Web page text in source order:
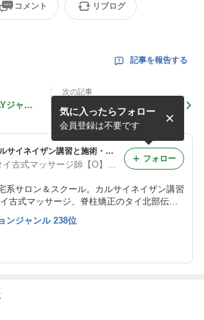
コメント リブログ
記事を報告する
ジャッ
次の記事
◯施術の対象が男性のお客様
である、と言う事
◆東村山 カルサイネイザン講習と施術・ジャップカサイ・タイ古式・トークセン・妊活施術・内臓整体◆
◆東村山 タイ古式マッサージ師【O】塚 出張.割引等有◆
系サロン＆スクール。カルサイネイザン講習
古式マッサージ、脊柱矯正のタイ北部伝統
も特に妊活、逆子、ファステイング、美容整
気に入ったらフォロー
会員登録は不要です
フォロー
ンジャンル 238位